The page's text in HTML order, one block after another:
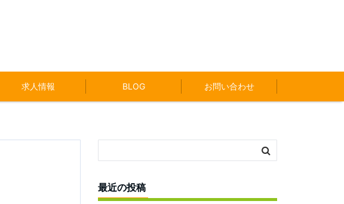
求人情報 BLOG お問い合わせ
最近の投稿